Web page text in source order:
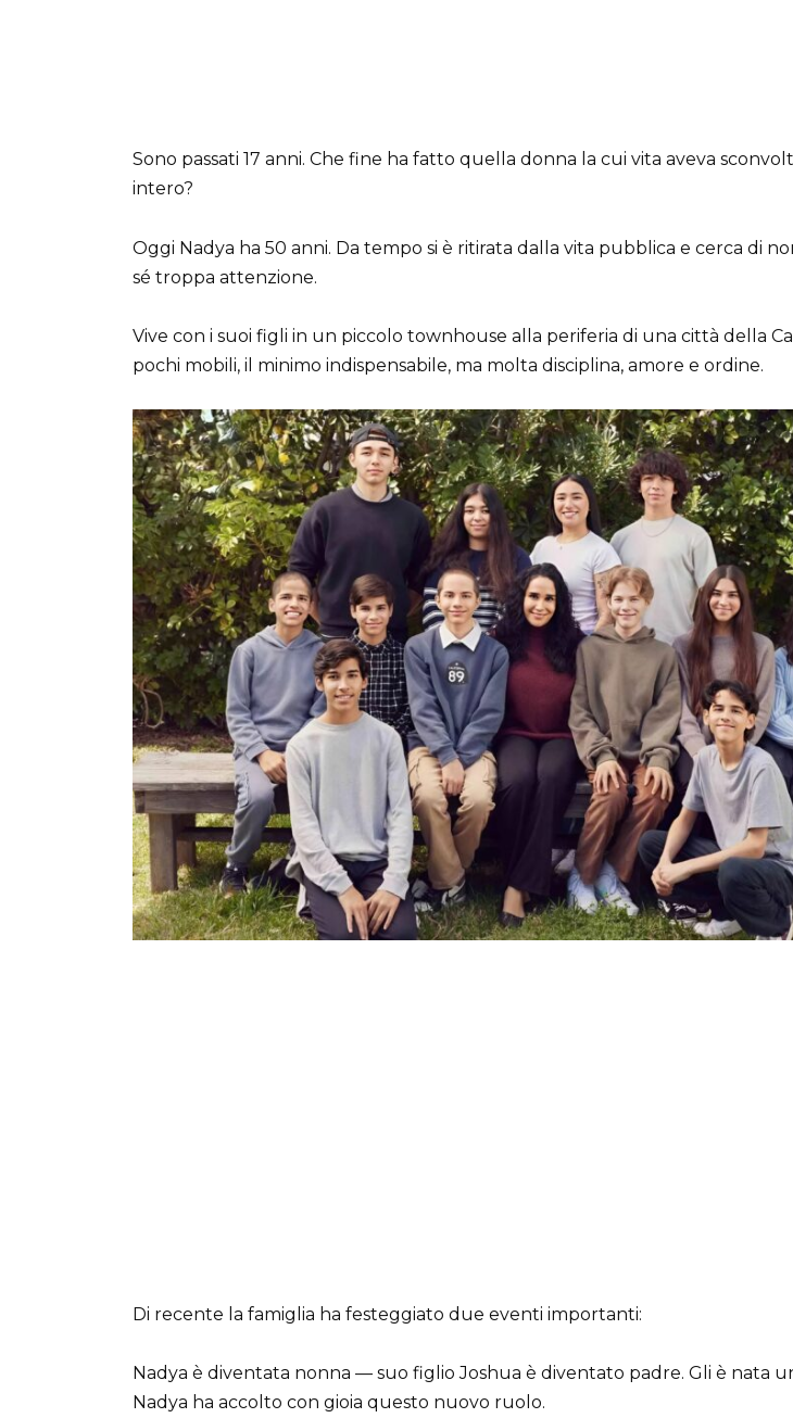
Sono passati 17 anni. Che fine ha fatto quella donna la cui vita aveva
intero?
Oggi Nadya ha 50 anni. Da tempo si è ritirata dalla vita pubblica e cerca di
sé troppa attenzione.
Vive con i suoi figli in un piccolo townhouse alla periferia di una città della
pochi mobili, il minimo indispensabile, ma molta disciplina, amore e ordine.
Di recente la famiglia ha festeggiato due eventi importanti:
Nadya è diventata nonna — suo figlio Joshua è diventato padre. Gli è nata
Nadya ha accolto con gioia questo nuovo ruolo.